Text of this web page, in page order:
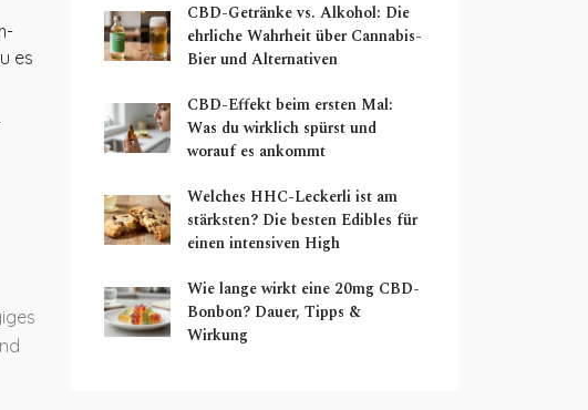
es
CBD-Getränke vs. Alkohol: Die
ehrliche Wahrheit über Cannabis-
Bier und Alternativen
CBD-Effekt beim ersten Mal:
Was du wirklich spürst und
worauf es ankommt
Welches HHC-Leckerli ist am
stärksten? Die besten Edibles für
einen intensiven High
Wie lange wirkt eine 20mg CBD-
Bonbon? Dauer, Tipps &
Wirkung